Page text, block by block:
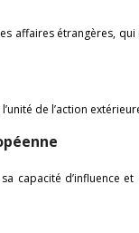
affaires étrangères,
de l’action
capacité d’influence